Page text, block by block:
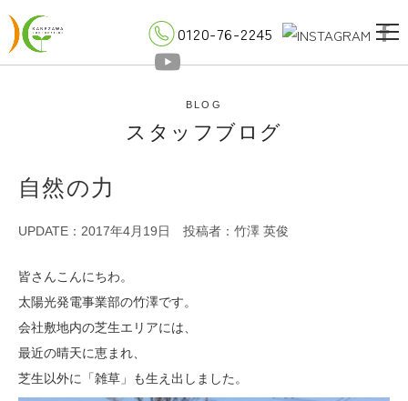
0120-76-2245
BLOG
スタッフブログ
自然の力
UPDATE：2017年4月19日 投稿者：竹澤 英俊
皆さんこんにちわ。
太陽光発電事業部の竹澤です。
会社敷地内の芝生エリアには、
最近の晴天に恵まれ、
芝生以外に「雑草」も生え出しました。